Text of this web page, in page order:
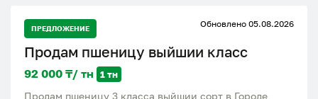
ПРЕДЛОЖЕНИЕ Обновлено 05.08.2026
Продам пшеницу выйшии класс
92 000 ₸/ тн 1 тн
Продам пшеницу 3 класса выйшии сорт в Городе